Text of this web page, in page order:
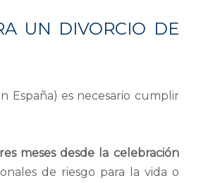
UN DIVORCIO DE
España) es necesario cumplir
meses desde la celebración
de riesgo para la vida o